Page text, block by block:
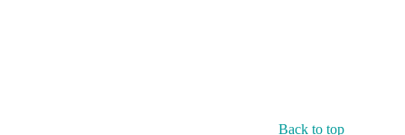
Back to top